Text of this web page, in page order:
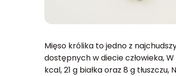
Mięso królika to jedno z
dostępnych w diecie człowieka, W
kcal, 21 g białka oraz 8 g